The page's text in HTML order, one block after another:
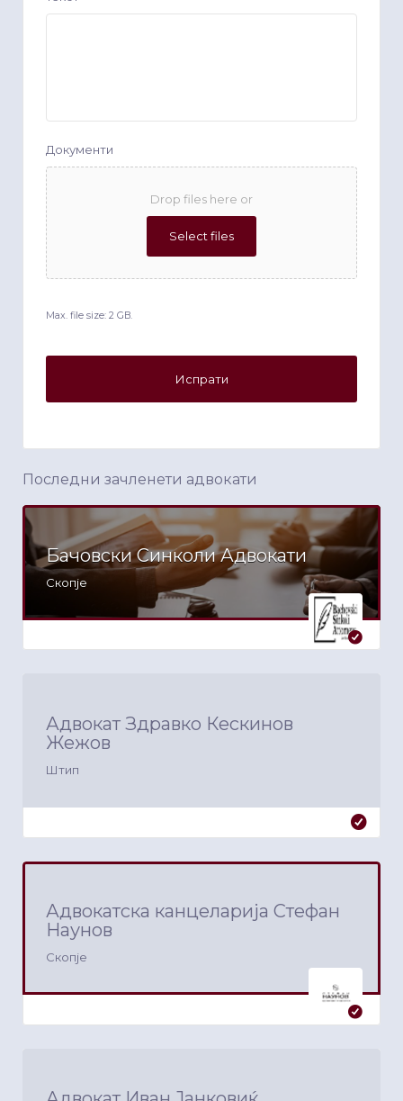
Документи
Drop files here or
Select files
Max. file size: 2 GB.
Последни зачленети адвокати
Бачовски Синколи Адвокати
Скопје
Адвокат Здравко Кескинов
Жежов
Штип
Адвокатска канцеларија Стефан
Наунов
Скопје